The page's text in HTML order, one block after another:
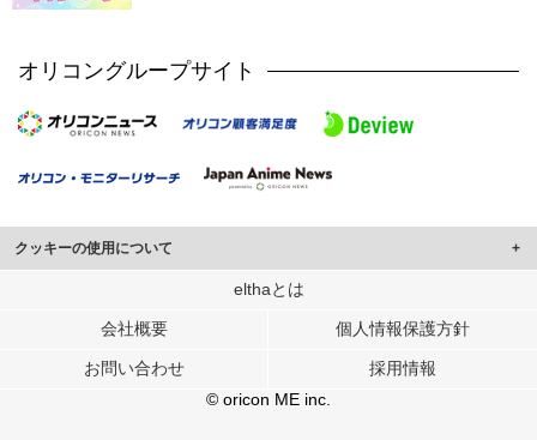
オリコングループサイト
クッキーの使用について
このサイトでは Cookie を使用して、ユーザーに合わせたコンテンツや広告の
行っています。
メディアや広告配信、データ解析の各パートナーに提供しています。
各パートナーは、この情報とユーザーが各パートナーに提供した他の情報や、
ユーザーが各パートナーのサービスを使用したときに収集した他の情報を組み
elthaとは
会社概要 個人情報保護方針
お問い合わせ
採用情報
© oricon ME inc.